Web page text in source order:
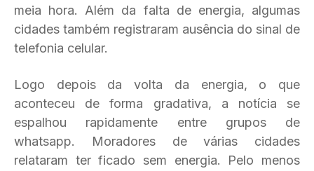
meia hora. Além da falta de energia, algumas
cidades também registraram ausência do sinal de
telefonia celular.
Logo depois da volta da energia, o que
aconteceu de forma gradativa, a notícia se
espalhou rapidamente entre grupos de
whatsapp. Moradores de várias cidades
relataram ter ficado sem energia. Pelo menos